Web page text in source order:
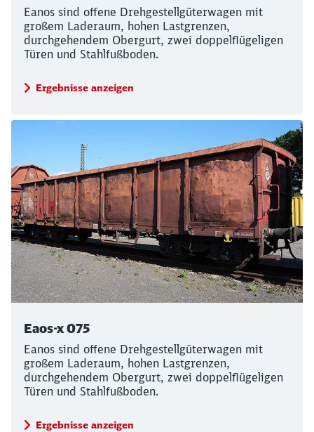
Eanos sind offene Drehgestellgüterwagen mit
großem Laderaum, hohen Lastgrenzen,
durchgehendem Obergurt, zwei doppelflügeligen
Türen und Stahlfußboden.
Ergebnisse anzeigen
Eaos-x 075
Eanos sind offene Drehgestellgüterwagen mit
großem Laderaum, hohen Lastgrenzen,
durchgehendem Obergurt, zwei doppelflügeligen
Türen und Stahlfußboden.
Ergebnisse anzeigen